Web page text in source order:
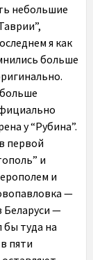
небольшие
я как
больше
у “Рубина”.
первой
и
и
—
Беларуси —
бы туда на
пяти